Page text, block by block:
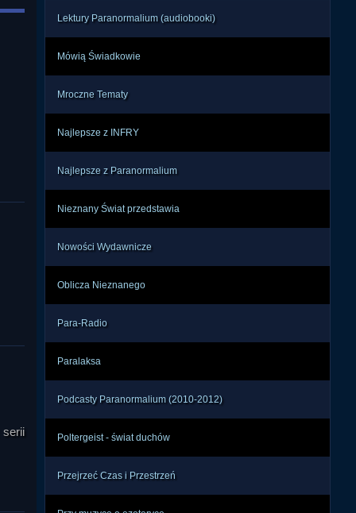
na
że
z
w
Lektury Paranormalium (audiobooki)
Mówią Świadkowie
Mroczne Tematy
Najlepsze z INFRY
Najlepsze z Paranormalium
Nieznany Świat przedstawia
Nowości Wydawnicze
Oblicza Nieznanego
Para-Radio
Paralaksa
Podcasty Paranormalium (2010-2012)
Poltergeist - świat duchów
Przejrzeć Czas i Przestrzeń